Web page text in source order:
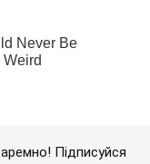
Підписуйся